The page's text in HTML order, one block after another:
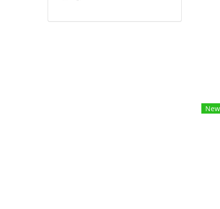
New